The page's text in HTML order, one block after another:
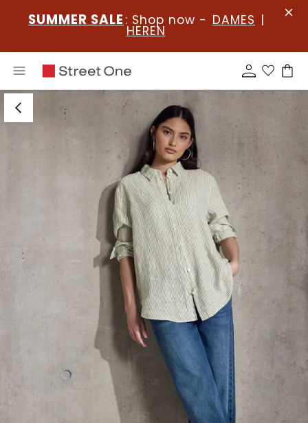
SUMMER SALE : Shop now - DAMES |
HEREN